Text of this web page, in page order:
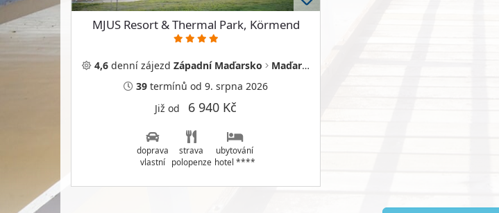
MJUS Resort & Thermal Park, Körmend
4,6 denní zájezd Západní Maďarsko
Maďarsko
39 termínů od 9. srpna 2026
Již od 6 940 Kč
doprava
vlastní
strava
polopenze
ubytování
hotel ****